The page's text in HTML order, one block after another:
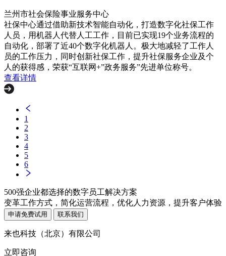
兰州市社会保险事业服务中心
社保中心通过借助新技术智能自动化，打造数字化社保工作
人员，用机器人代替人工工作，目前已实现19个业务流程的
自动化，部署了近40个数字化机器人。极大地减轻了工作人
员的工作压力，同时创新社保工作，提升社保服务企业及个
人的获得感，荣获“互联网+”政务服务”先进单位称号。
查看详情
1
2
3
4
5
6
500强企业都选择的数字员工解决方案
变革工作方式，简化运营流程，优化人力资源，提升客户体验
申请免费试用 联系我们
来也科技（北京）有限公司
立即咨询